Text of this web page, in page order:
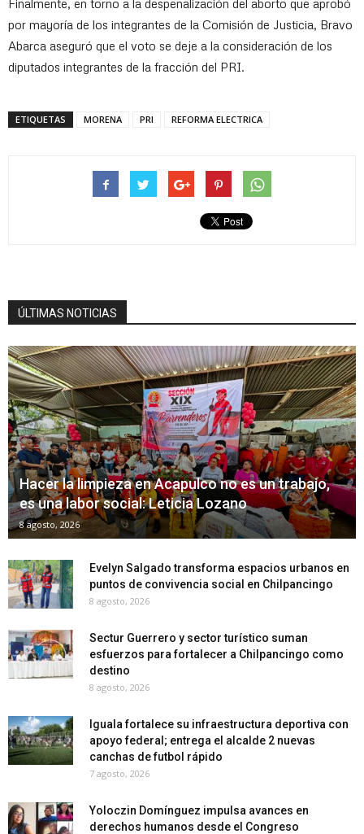
Finalmente, en torno a la despenalización del aborto que aprobó
por mayoría de los integrantes de la Comisión de Justicia, Bravo
Abarca aseguró que el voto se deje a la consideración de los
diputados integrantes de la fracción del PRI.
ETIQUETAS MORENA PRI REFORMA ELECTRICA
ÚLTIMAS NOTICIAS
Hacer la limpieza en Acapulco no es un trabajo,
es una labor social: Leticia Lozano
8 agosto, 2026
Evelyn Salgado transforma espacios urbanos en
puntos de convivencia social en Chilpancingo
8 agosto, 2026
Sectur Guerrero y sector turístico suman
esfuerzos para fortalecer a Chilpancingo como
destino
8 agosto, 2026
Iguala fortalece su infraestructura deportiva con
apoyo federal; entrega el alcalde 2 nuevas
canchas de futbol rápido
7 agosto, 2026
Yoloczin Domínguez impulsa avances en
derechos humanos desde el Congreso